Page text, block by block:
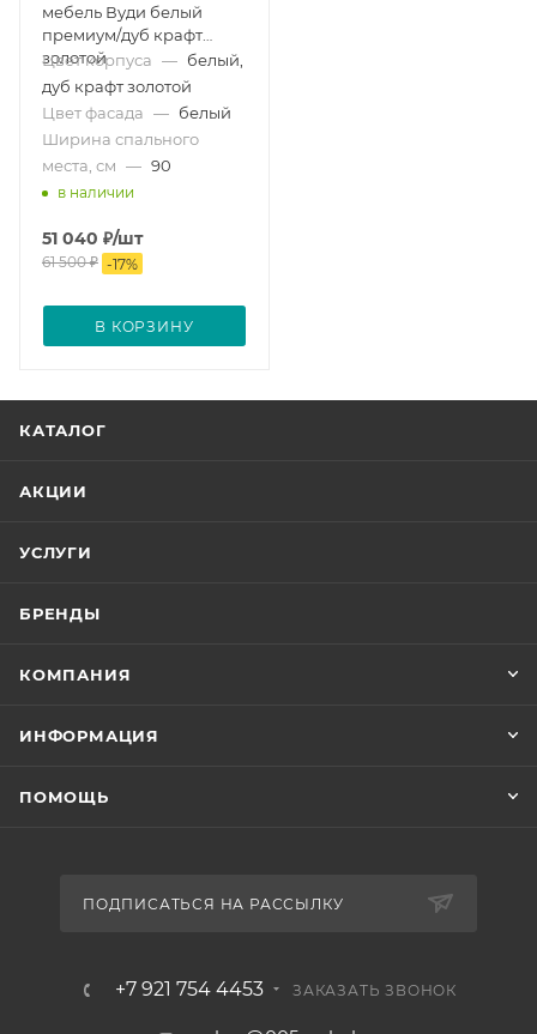
мебель Вуди белый
премиум/дуб крафт
золотой
Цвет корпуса — белый,
дуб крафт золотой
Цвет фасада — белый
Ширина спального
места, см — 90
в наличии
51 040 ₽/шт
61 500₽ -17%
В КОРЗИНУ
КАТАЛОГ
АКЦИИ
УСЛУГИ
БРЕНДЫ
КОМПАНИЯ
ИНФОРМАЦИЯ
ПОМОЩЬ
ПОДПИСАТЬСЯ НА РАССЫЛКУ
+7 921 754 4453 ЗАКАЗАТЬ ЗВОНОК